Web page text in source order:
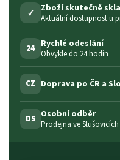
✓ Zboží skutečně
Aktuální dostupnost u
24 Rychlé odeslání
Obvykle do 24 hodin
CZ Doprava po ČR a
DS Osobní odběr
Prodejna ve Slušovicích